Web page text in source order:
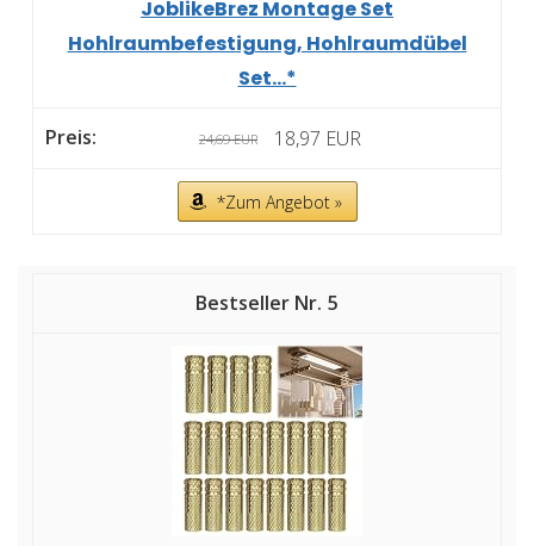
JoblikeBrez Montage Set
Hohlraumbefestigung, Hohlraumdübel
Set...*
24,69 EUR 18,97 EUR
*Zum Angebot »
5